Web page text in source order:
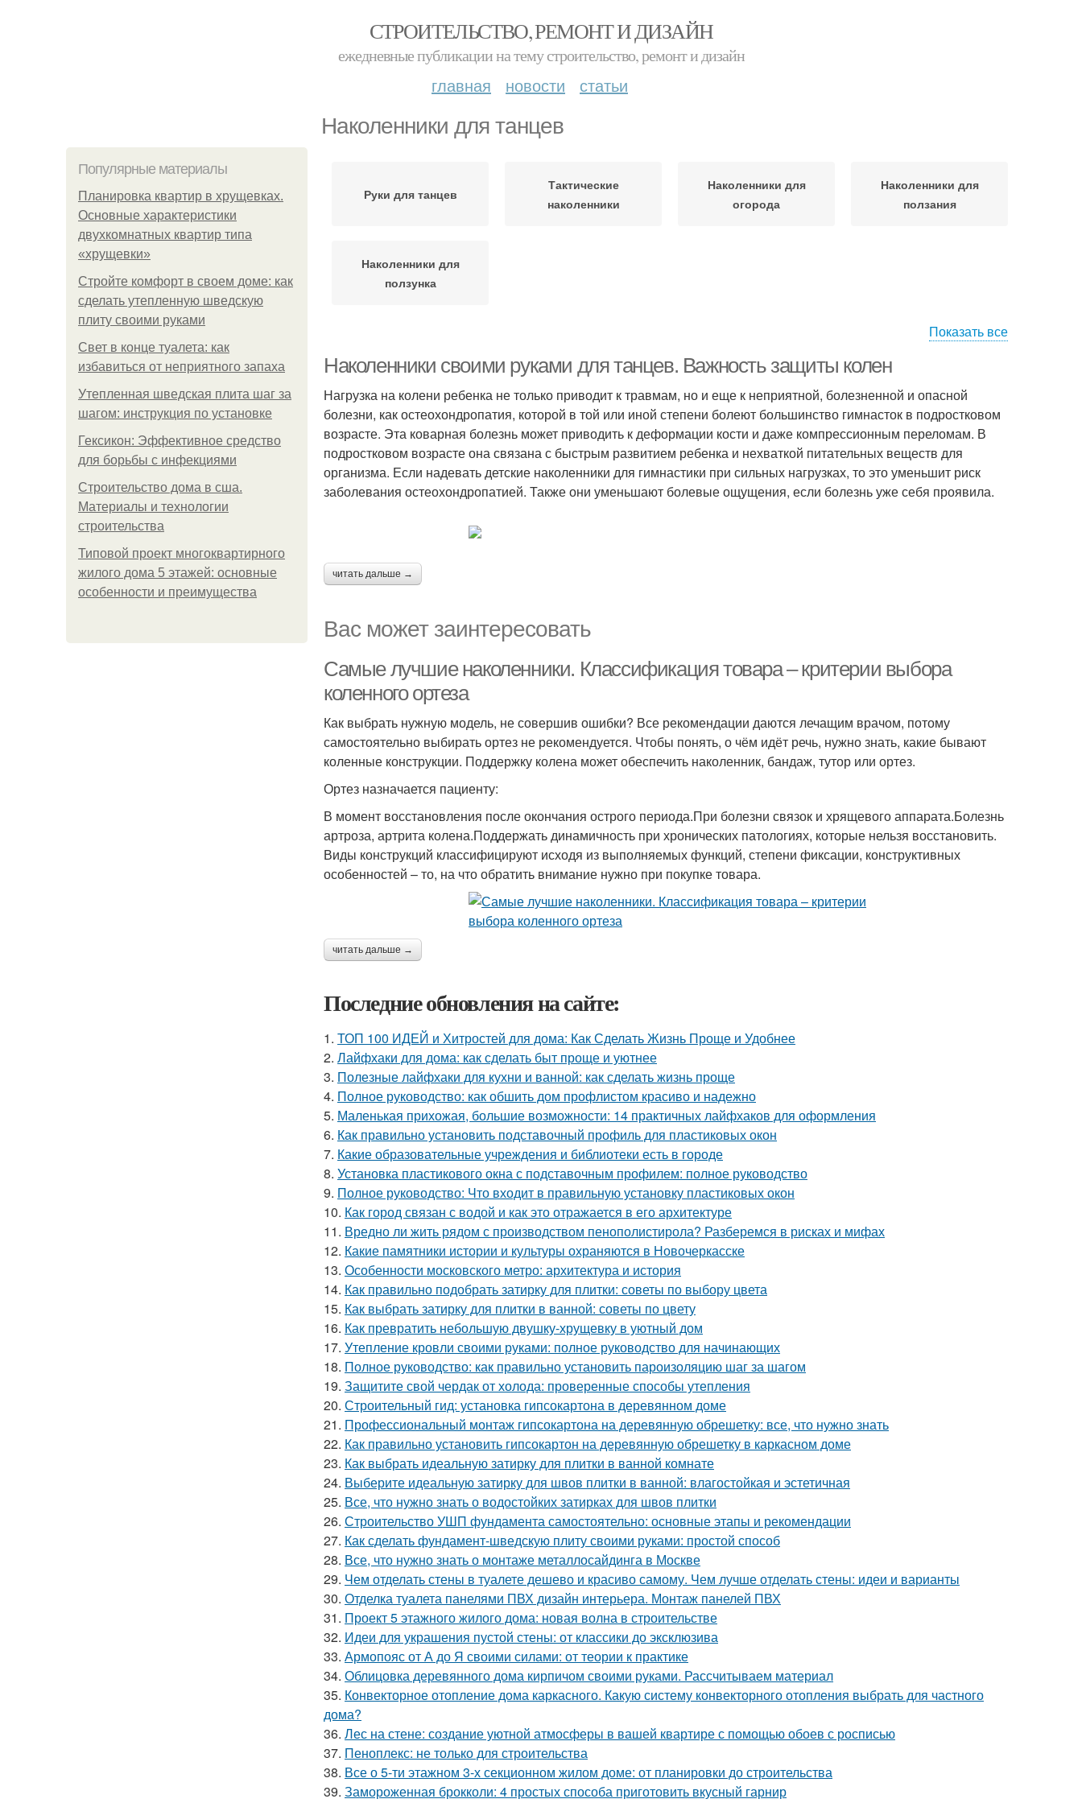
СТРОИТЕЛЬСТВО, РЕМОНТ И ДИЗАЙН
ежедневные публикации на тему строительство, ремонт и дизайн
главная новости статьи
Наколенники для танцев
Популярные материалы
Планировка квартир в хрущевках.
Основные характеристики
двухкомнатных квартир типа
«хрущевки»
Стройте комфорт в своем доме: как
сделать утепленную шведскую
плиту своими руками
Свет в конце туалета: как
избавиться от неприятного запаха
Утепленная шведская плита шаг за
шагом: инструкция по установке
Гексикон: Эффективное средство
для борьбы с инфекциями
Строительство дома в сша.
Материалы и технологии
строительства
Типовой проект многоквартирного
жилого дома 5 этажей: основные
особенности и преимущества
Руки для танцев
Тактические
наколенники
Наколенники для
огорода
Наколенники для
ползания
Наколенники для
ползунка
Показать все
Наколенники своими руками для танцев. Важность защиты колен
Нагрузка на колени ребенка не только приводит к травмам, но и еще к неприятной, болезненной и опасной
болезни, как остеохондропатия, которой в той или иной степени болеют большинство гимнасток в подростковом
возрасте. Эта коварная болезнь может приводить к деформации кости и даже компрессионным переломам. В
подростковом возрасте она связана с быстрым развитием ребенка и нехваткой питательных веществ для
организма. Если надевать детские наколенники для гимнастики при сильных нагрузках, то это уменьшит риск
заболевания остеохондропатией. Также они уменьшают болевые ощущения, если болезнь уже себя проявила.
читать дальше →
Вас может заинтересовать
Самые лучшие наколенники. Классификация товара – критерии выбора
коленного ортеза
Как выбрать нужную модель, не совершив ошибки? Все рекомендации даются лечащим врачом, потому
самостоятельно выбирать ортез не рекомендуется. Чтобы понять, о чём идёт речь, нужно знать, какие бывают
коленные конструкции. Поддержку колена может обеспечить наколенник, бандаж, тутор или ортез.
Ортез назначается пациенту:
В момент восстановления после окончания острого периода.При болезни связок и хрящевого аппарата.Болезнь
артроза, артрита колена.Поддержать динамичность при хронических патологиях, которые нельзя восстановить.
Виды конструкций классифицируют исходя из выполняемых функций, степени фиксации, конструктивных
особенностей – то, на что обратить внимание нужно при покупке товара.
читать дальше →
Последние обновления на сайте:
1. ТОП 100 ИДЕЙ и Хитростей для дома: Как Сделать Жизнь Проще и Удобнее
2. Лайфхаки для дома: как сделать быт проще и уютнее
3. Полезные лайфхаки для кухни и ванной: как сделать жизнь проще
4. Полное руководство: как обшить дом профлистом красиво и надежно
5. Маленькая прихожая, большие возможности: 14 практичных лайфхаков для оформления
6. Как правильно установить подставочный профиль для пластиковых окон
7. Какие образовательные учреждения и библиотеки есть в городе
8. Установка пластикового окна с подставочным профилем: полное руководство
9. Полное руководство: Что входит в правильную установку пластиковых окон
10. Как город связан с водой и как это отражается в его архитектуре
11. Вредно ли жить рядом с производством пенополистирола? Разберемся в рисках и мифах
12. Какие памятники истории и культуры охраняются в Новочеркасске
13. Особенности московского метро: архитектура и история
14. Как правильно подобрать затирку для плитки: советы по выбору цвета
15. Как выбрать затирку для плитки в ванной: советы по цвету
16. Как превратить небольшую двушку-хрущевку в уютный дом
17. Утепление кровли своими руками: полное руководство для начинающих
18. Полное руководство: как правильно установить пароизоляцию шаг за шагом
19. Защитите свой чердак от холода: проверенные способы утепления
20. Строительный гид: установка гипсокартона в деревянном доме
21. Профессиональный монтаж гипсокартона на деревянную обрешетку: все, что нужно знать
22. Как правильно установить гипсокартон на деревянную обрешетку в каркасном доме
23. Как выбрать идеальную затирку для плитки в ванной комнате
24. Выберите идеальную затирку для швов плитки в ванной: влагостойкая и эстетичная
25. Все, что нужно знать о водостойких затирках для швов плитки
26. Строительство УШП фундамента самостоятельно: основные этапы и рекомендации
27. Как сделать фундамент-шведскую плиту своими руками: простой способ
28. Все, что нужно знать о монтаже металлосайдинга в Москве
29. Чем отделать стены в туалете дешево и красиво самому. Чем лучше отделать стены: идеи и варианты
30. Отделка туалета панелями ПВХ дизайн интерьера. Монтаж панелей ПВХ
31. Проект 5 этажного жилого дома: новая волна в строительстве
32. Идеи для украшения пустой стены: от классики до эксклюзива
33. Армопояс от А до Я своими силами: от теории к практике
34. Облицовка деревянного дома кирпичом своими руками. Рассчитываем материал
35. Конвекторное отопление дома каркасного. Какую систему конвекторного отопления выбрать для частного
дома?
36. Лес на стене: создание уютной атмосферы в вашей квартире с помощью обоев с росписью
37. Пеноплекс: не только для строительства
38. Все о 5-ти этажном 3-х секционном жилом доме: от планировки до строительства
39. Замороженная брокколи: 4 простых способа приготовить вкусный гарнир